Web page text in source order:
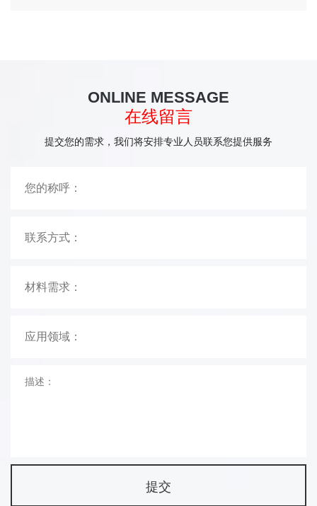
ONLINE MESSAGE
在线留言
提交您的需求，我们将安排专业人员联系您提供服务